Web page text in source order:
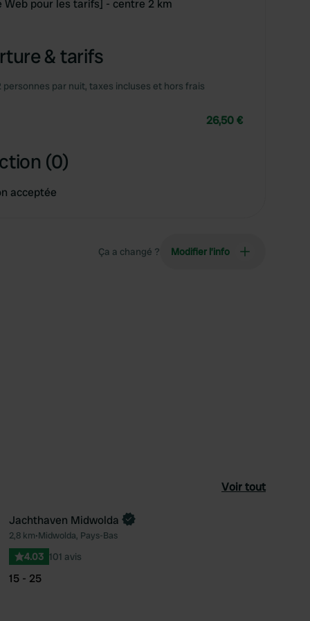
pour les tarifs] - centre 2 km
& tarifs
par nuit, taxes incluses et hors frais
26,50 €
(0)
acceptée
Ça a changé ? Modifier l’info
Voir tout
Jachthaven Midwolda
2,8 km•Midwolda, Pays-Bas
4.03 101 avis
15 - 25